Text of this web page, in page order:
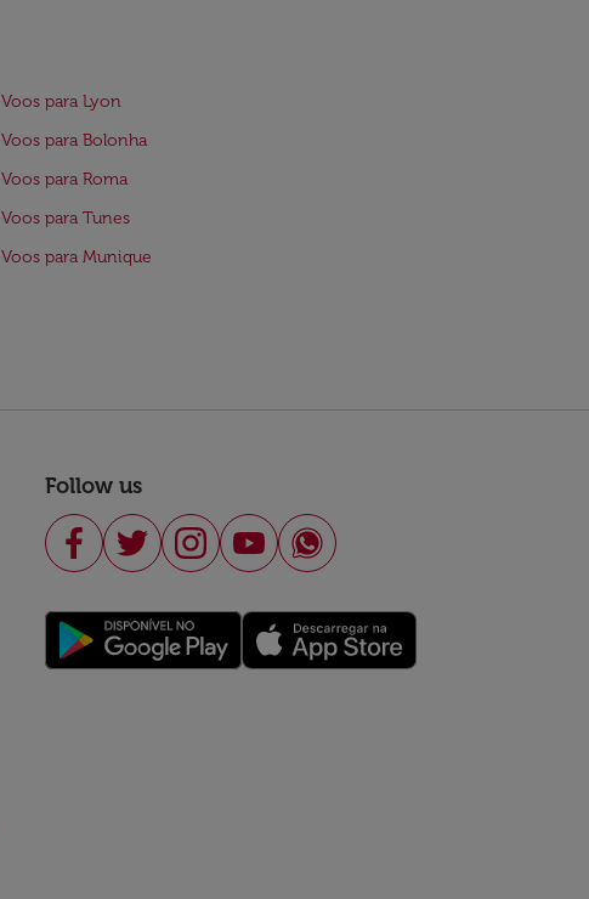
Voos para Lyon
Voos para Bolonha
Voos para Roma
Voos para Tunes
Voos para Munique
Follow us